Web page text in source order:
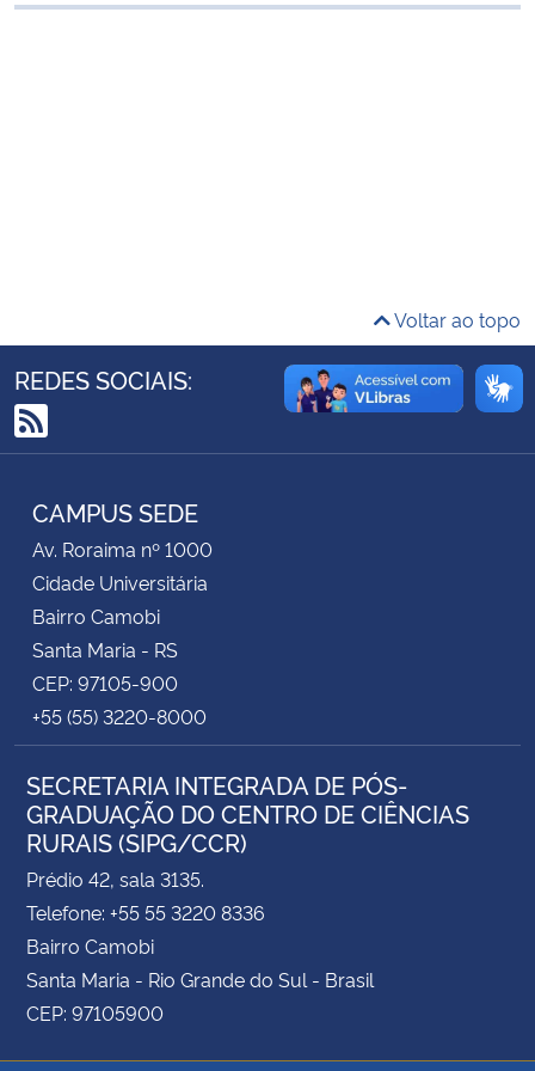
Ministério do Desenvolvimento Regional
Ministério da Mulher, da Família e dos Direitos Humanos
Secretaria-Geral
Secretaria de Governo
Gabinete de Segurança Institucional
Advocacia-Geral da União
Banco Central do Brasil
Planalto
Voltar ao topo
REDES SOCIAIS:
RSS
CAMPUS SEDE
Av. Roraima nº 1000
Cidade Universitária
Bairro Camobi
Santa Maria - RS
CEP: 97105-900
+55 (55) 3220-8000
SECRETARIA INTEGRADA DE PÓS-
GRADUAÇÃO DO CENTRO DE CIÊNCIAS
RURAIS (SIPG/CCR)
Prédio 42, sala 3135.
Telefone: +55 55 3220 8336
Bairro Camobi
Santa Maria - Rio Grande do Sul - Brasil
CEP: 97105900